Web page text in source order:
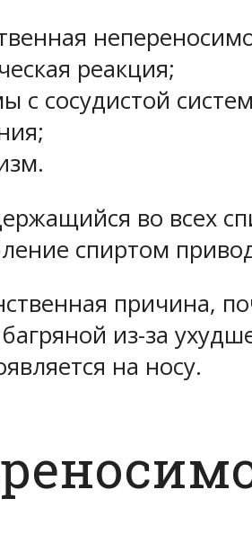
реакция;
с сосудистой
во всех
спиртом
причина,
багряной из-за
на носу.